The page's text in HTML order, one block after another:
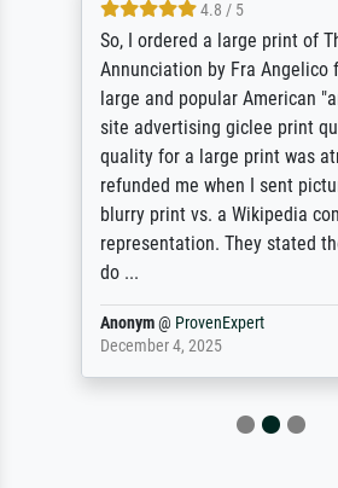
4.8 / 5
So, I ordered a large print of
Annunciation by Fra Angelico
large and popular American
site advertising giclee print
quality for a large print was
refunded me when I sent
blurry print vs. a Wikipedia
representation. They stated
do ...
Anonym@ ProvenExpert
December 4, 2025